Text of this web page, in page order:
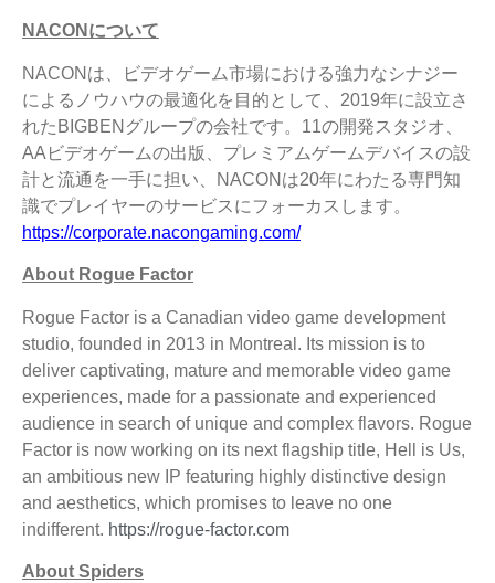
NACON について
NACONは、ビデオゲーム市場における強力なシナジー
によるノウハウの最適化を目的として、2019年に設立さ
れたBIGBENグループの会社です。11の開発スタジオ、
AAビデオゲームの出版、プレミアムゲームデバイスの設
計と流通を一手に担い、NACONは20年にわたる専門知
識でプレイヤーのサービスにフォーカスします。
https://corporate.nacongaming.com/
About Rogue Factor
Rogue Factor is a Canadian video game development
studio, founded in 2013 in Montreal. Its mission is to
deliver captivating, mature and memorable video game
experiences, made for a passionate and experienced
audience in search of unique and complex flavors. Rogue
Factor is now working on its next flagship title, Hell is Us,
an ambitious new IP featuring highly distinctive design
and aesthetics, which promises to leave no one
indifferent. https://rogue-factor.com
About Spiders